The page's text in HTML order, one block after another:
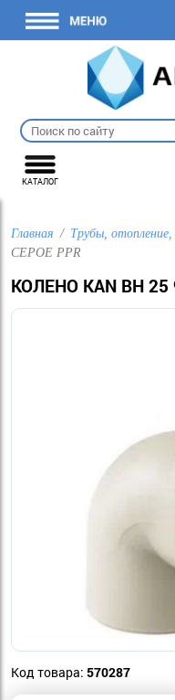
КАТАЛОГ
Главная Трубы,
СЕРОЕ PPR
КОЛЕНО KAN ВН 25
Код товара: 570287